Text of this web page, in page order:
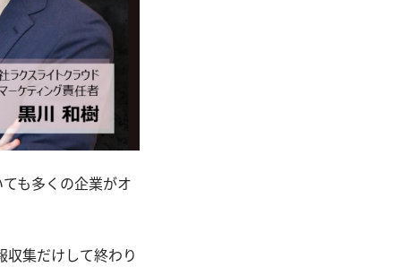
も多くの企業がオ
収集だけして終わり